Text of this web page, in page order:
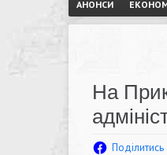
АНОНСИ
На
Поділитись